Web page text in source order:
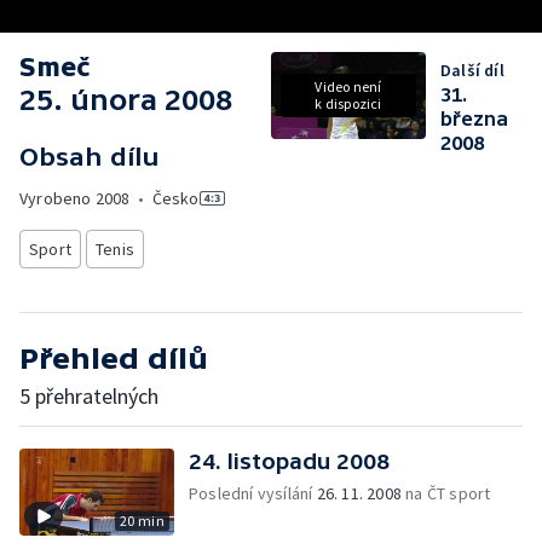
Smeč
25. února 2008
Obsah dílu
Vyrobeno 2008 • Česko
Sport Tenis
Video není
k dispozici
Další díl
31.
března
2008
Přehled dílů
5 přehratelných
20 min
24. listopadu 2008
Poslední vysílání 26. 11. 2008 na ČT sport